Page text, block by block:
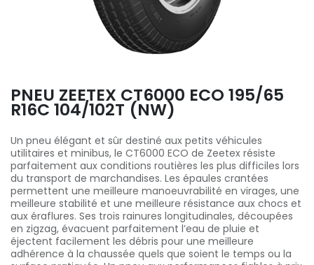
PNEU ZEETEX CT6000 ECO 195/65
R16C 104/102T (NW)
Un pneu élégant et sûr destiné aux petits véhicules
utilitaires et minibus, le CT6000 ECO de Zeetex résiste
parfaitement aux conditions routières les plus difficiles lors
du transport de marchandises. Les épaules crantées
permettent une meilleure manoeuvrabilité en virages, une
meilleure stabilité et une meilleure résistance aux chocs et
aux éraflures. Ses trois rainures longitudinales, découpées
en zigzag, évacuent parfaitement l’eau de pluie et
éjectent facilement les débris pour une meilleure
adhérence à la chaussée quels que soient le temps ou la